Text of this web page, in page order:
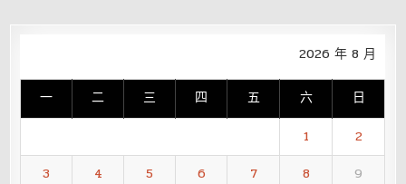
2026 年 8 月
一 二 三 四 五 六 日
1
2
3
4 5 6 7 8
9